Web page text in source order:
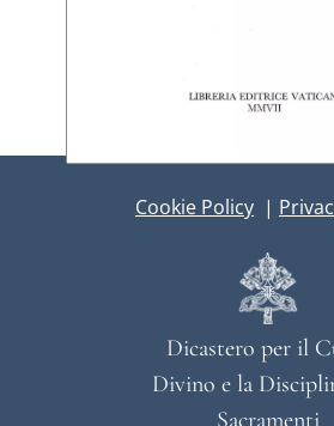
Cookie Policy |
Dicastero per il
Divino e la
Sacramenti